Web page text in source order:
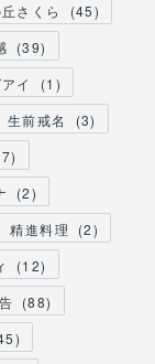
さくら (45)
(39)
イ (1 )
生前戒名 (3)
)
(2)
精進料理 (2)
(12)
(88)
)